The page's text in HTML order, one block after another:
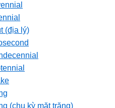
(địa lý)
(chu kỳ mặt trăng)